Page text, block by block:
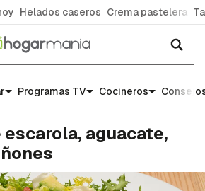
Helados caseros Crema pastelera
Programas TV Cocineros
escarola, aguacate,